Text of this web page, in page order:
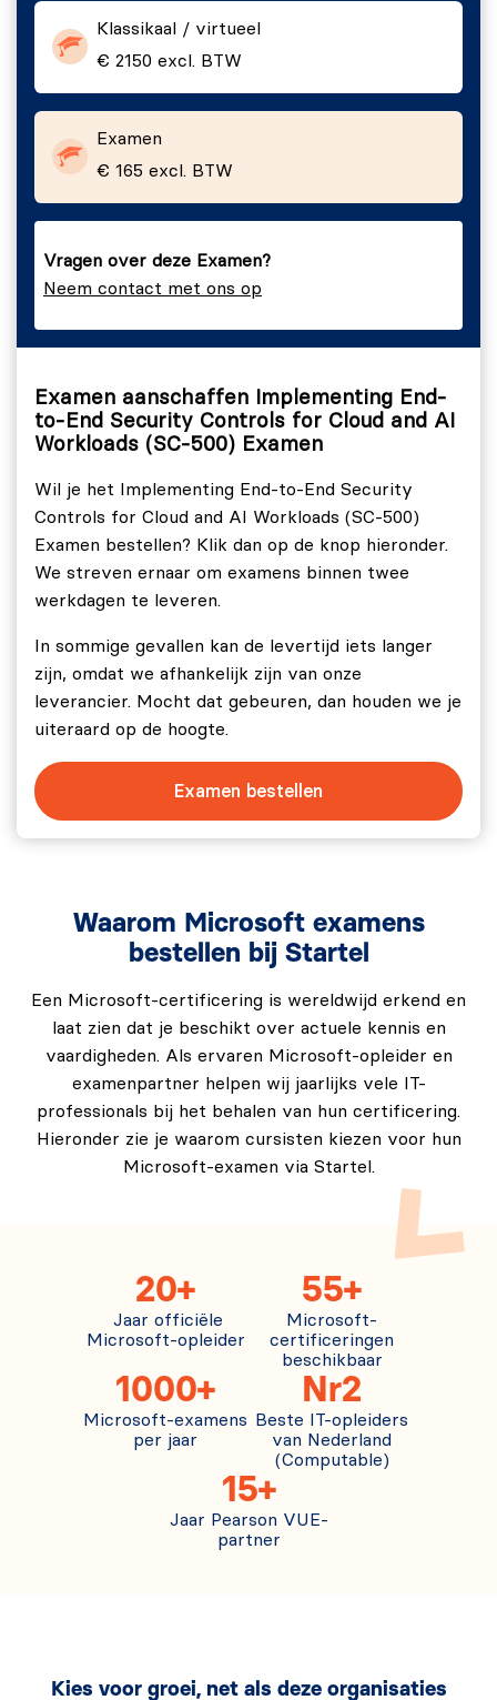
SC-500 | Domein 2: Beveiligde opslag, databases en
netwerken (25-30%)
Beveiliging voor databases implementeren.
Beveiliging implementeren voor Azure
netwerkservices.
Beveiliging voor AI implementeren.
Beveiliging implementeren voor servers en virtuele
Beveiliging implementeren voor
toepassingsplatformservices.
bewaken (20-25%)
Beveiligingspostuur beheren met behulp van
Defender voor Cloud.
Activiteit en gebeurtenisverzameling
Microsoft Security Copilot implementeren.
Het Implementing End-to-End Security Controls for
Cloud and AI Workloads (SC-500) examen bestaat uit
meerkeuzevragen en scenariogerichte vragen
waarmee jouw expertise in cloud‑ en AI‑beveiliging
aanvraagals Engels niet jouw moedertaal is) om het
SC-500 examen af te leggen.
Slaagcriteria
Om te slagen dien je ten minste een score van 700 of
hoger (op een schaal van 1000) te hebben behaald. Het
SC-500 examen - Implementing End-to-End Security
Controls for Cloud and AI Workloads is alleen in het
Engels af te leggen.
Klassikaal / virtueel
€ 2150 excl. BTW
Examen
€ 165 excl. BTW
Vragen over deze Examen?
Neem contact met ons op
Examen aanschaffen Implementing End-
to-End Security Controls for Cloud and AI
Workloads (SC-500) Examen
Wil je het Implementing End-to-End Security
Controls for Cloud and AI Workloads (SC-500)
Examen bestellen? Klik dan op de knop hieronder.
We streven ernaar om examens binnen twee
werkdagen te leveren.
In sommige gevallen kan de levertijd iets langer
zijn, omdat we afhankelijk zijn van onze
leverancier. Mocht dat gebeuren, dan houden we je
uiteraard op de hoogte.
Examen bestellen
Waarom Microsoft examens
bestellen bij Startel
Een Microsoft-certificering is wereldwijd erkend en
laat zien dat je beschikt over actuele kennis en
vaardigheden. Als ervaren Microsoft-opleider en
examenpartner helpen wij jaarlijks vele IT-
professionals bij het behalen van hun certificering.
Hieronder zie je waarom cursisten kiezen voor hun
Microsoft-examen via Startel.
20+
Jaar officiële
Microsoft-opleider
55+
Microsoft-
certificeringen
beschikbaar
1000+
Microsoft-examens
per jaar
Nr2
Beste IT-opleiders
van Nederland
(Computable)
15+
Jaar Pearson VUE-
partner
Kies voor groei, net als deze organisaties